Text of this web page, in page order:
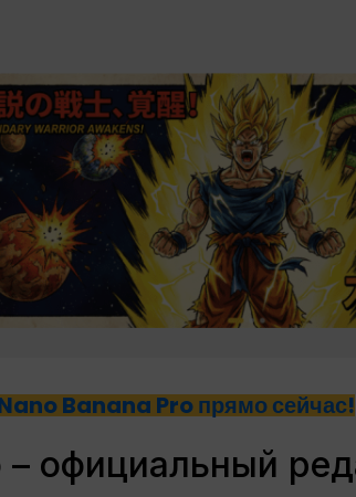
Banana Pro прямо сейчас!
– официальный